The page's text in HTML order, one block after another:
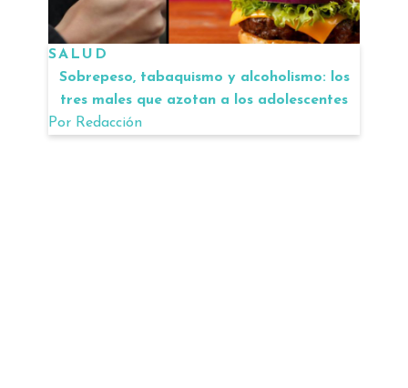
SALUD
Sobrepeso, tabaquismo y alcoholismo: los
tres males que azotan a los adolescentes
Por Redacción